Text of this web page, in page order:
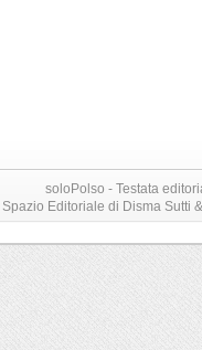
soloPolso - Testata
Spazio Editoriale di Disma Sutti